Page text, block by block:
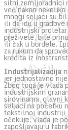
sitni zemljoradnici
već nakon
mnogi seljaci su
ili da idu u
industrijski
preživele, bile
ili čak u bordele.
za rukom da
kredita iz
Industrijalizacija
jer jednostavno
Zbog toga je vlada
industrijskim
sirovinama, glavni
seljaci na početku
tekstilnoj industriji
očekuje, vlada je
zapošljavaju u